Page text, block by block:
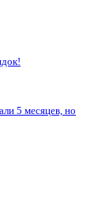
5 месяцев, но